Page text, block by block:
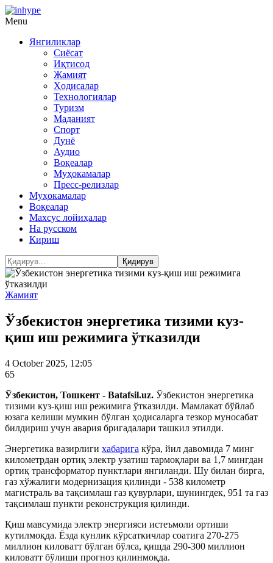
Menu
Янгиликлар
Сиёсат
Иқтисод
Жамият
Ҳодисалар
Технологиялар
Туризм
Маданият
Спорт
Дунё
Аудио
Воқеалар
Муҳокамалар
Пресс-релизлар
Муҳокамалар
Воқеалар
Махсус лойиҳалар
На русском
Кириш
Жамият
Ўзбекистон энергетика тизими куз-
қиш иш режимига ўтказилди
4 October 2025, 12:05
65
Ўзбекистон, Тошкент - Batafsil.uz. Ўзбекистон энергетика
тизими куз-қиш иш режимига ўтказилди. Мамлакат бўйлаб
юзага келиши мумкин бўлган ҳодисаларга тезкор муносабат
билдириш учун авария бригадалари ташкил этилди.
Энергетика вазирлиги хабарига кўра, йил давомида 7 минг
километрдан ортиқ электр узатиш тармоқлари ва 1,7 мингдан
ортиқ трансформатор пунктлари янгиланди. Шу билан бирга,
газ хўжалиги модернизация қилинди - 538 километр
магистраль ва тақсимлаш газ қувурлари, шунингдек, 951 та газ
тақсимлаш пункти реконструкция қилинди.
Қиш мавсумида электр энергияси истеъмоли ортиши
кутилмоқда. Ёзда кунлик кўрсаткичлар соатига 270-275
миллион киловатт бўлган бўлса, қишда 290-300 миллион
киловатт бўлиши прогноз қилинмоқда.